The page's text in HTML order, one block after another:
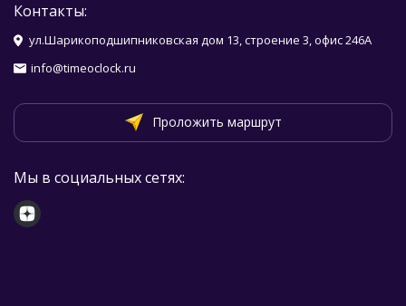
Контакты:
ул.Шарикоподшипниковская дом 13, строение 3, офис 246А
info@timeoclock.ru
Проложить маршрут
Мы в социальных сетях: